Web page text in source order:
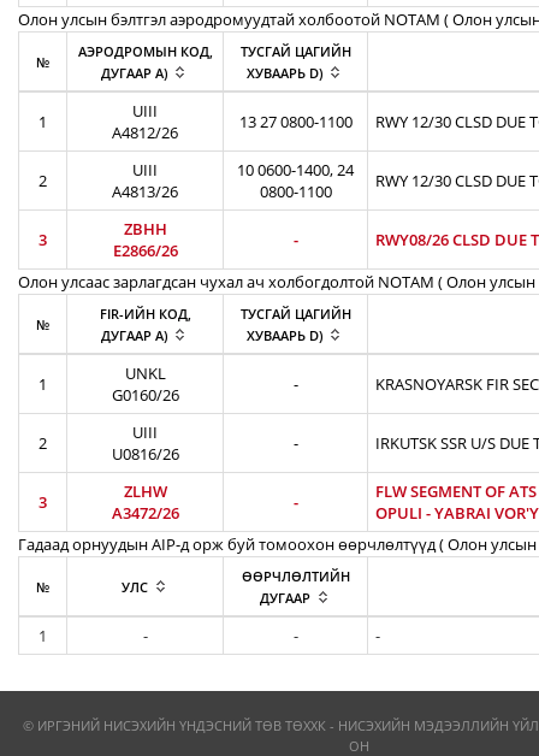
Олон улсын бэлтгэл аэродромуудтай холбоотой NOTAM ( Oлон
№
АЭРОДРОМЫН КОД,
ДУГААР A)
ТУСГАЙ ЦАГИЙН
ХУВААРЬ D)
1
UIII
A4812/26
13 27 0800-1100 RWY 12/30 CLSD DUE
2
UIII
A4813/26
10 0600-1400, 24
0800-1100
RWY 12/30 CLSD DUE
3
ZBHH
E2866/26
-
RWY08/26 CLSD DUE
Олон улсаас зарлагдсан чухал ач холбогдолтой NOTAM ( Олон улсын
№
FIR-ИЙН КОД,
ДУГААР A)
ТУСГАЙ ЦАГИЙН
ХУВААРЬ D)
1
UNKL
G0160/26
- KRASNOYARSK FIR
2
UIII
U0816/26
- IRKUTSK SSR U/S DUE
3
ZLHW
A3472/26
-
FLW SEGMENT OF
OPULI - YABRAI
Гадаад орнуудын AIP-д орж буй томоохон өөрчлөлтүүд ( Олон улсын
№ УЛС
ӨӨРЧЛӨЛТИЙН
ДУГААР
1 - - -
© ИРГЭНИЙ НИСЭХИЙН ҮНДЭСНИЙ ТӨВ ТӨХХК - НИСЭХИЙН МЭДЭЭЛЛИЙН
ОН